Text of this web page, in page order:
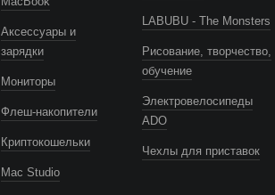
Аксессуары и
зарядки
Мониторы
Флеш-накопители
Криптокошельки
Mac Studio
LABUBU - The Monsters
Рисование, творчество,
обучение
Электровелосипеды
ADO
Чехлы для приставок